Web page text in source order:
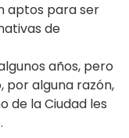
aptos para ser
de
años, pero
por alguna razón,
de la Ciudad les